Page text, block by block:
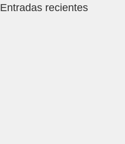
Entradas recientes